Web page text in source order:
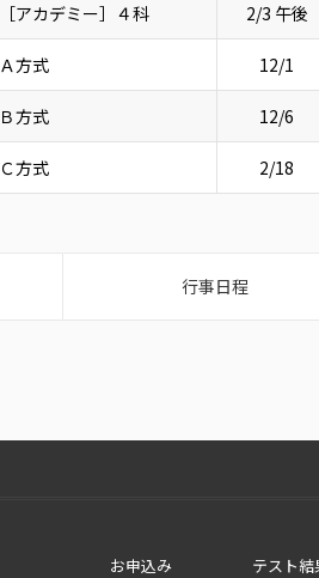
アカデミー］４科 2/3 午後
方式 12/1
方式 12/6
方式 2/18
行事日程
お申込み テスト